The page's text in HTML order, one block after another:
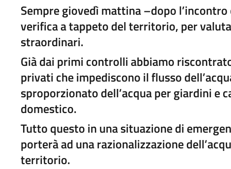
Sempre giovedì mattina –dopo
verifica a tappeto del territorio, per
straordinari.
Già dai primi controlli abbiamo
privati che impediscono il flusso
sproporzionato dell’acqua per giardini e
domestico.
Tutto questo in una situazione di
porterà ad una razionalizzazione
territorio.